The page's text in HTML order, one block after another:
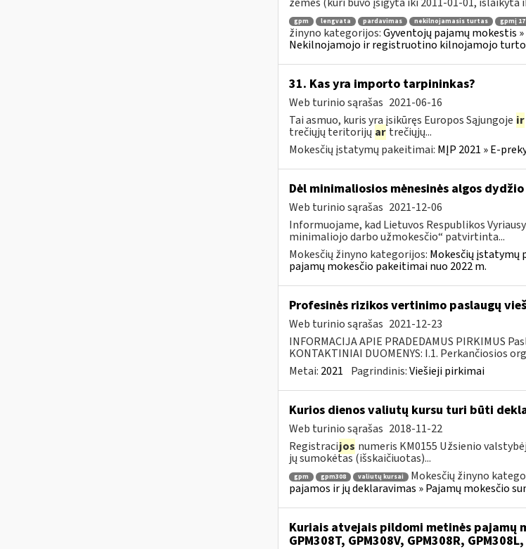
gpm lengvata pardavimas nekilnojamasis turtas gpmį
žinyno kategorijos:Gyventojų pajamų mokestis
Nekilnojamojo ir registruotino kilnojamojo turto
31. Kas yra importo tarpininkas?
Web turinio sąrašas 2021-06-16
Tai asmuo, kuris yra įsikūręs Europos Sąjungoje ir
trečiųjų teritorijų ar trečiųjų...
Mokesčių įstatymų pakeitimai: MĮP 2021 » E-
Dėl minimaliosios mėnesinės algos
Web turinio sąrašas 2021-12-06
Informuojame, kad Lietuvos Respublikos
minimaliojo darbo užmokesčio“ patvirtinta...
Mokesčių žinyno kategorijos: Mokesčių įstatymų
pajamų mokesčio pakeitimai nuo 2022 m.
Profesinės rizikos vertinimo paslaugų
Web turinio sąrašas 2021-12-23
INFORMACIJA APIE PRADEDAMUS PIRKIMUS
KONTAKTINIAI DUOMENYS: I.1. Perkančiosios
Metai: 2021 Pagrindinis:Viešieji pirkimai
Kurios dienos valiutų kursu turi būti
Web turinio sąrašas 2018-11-22
Registracijos numeris KM0155 Užsienio
jų sumokėtas (išskaičiuotas)...
gpm gpm308 valiutų kursai Mokesčių žinyno
pajamos ir jų deklaravimas » Pajamų mokesčio
Kuriais atvejais pildomi metinės pajamų
GPM308T, GPM308V, GPM308R,